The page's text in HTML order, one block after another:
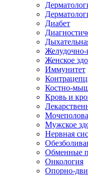
Диабет
Женское
Иммунитет
Костно-
Кровь и
Мужское
Нервная
Обменные
Онкология
Опорно-